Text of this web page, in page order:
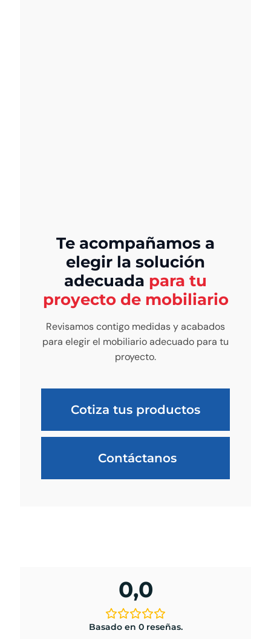
Te acompañamos a
elegir la solución
adecuada para tu
proyecto de mobiliario
Revisamos contigo medidas y acabados
para elegir el mobiliario adecuado para tu
proyecto.
Cotiza tus productos
Contáctanos
0,0
Basado en 0 reseñas.